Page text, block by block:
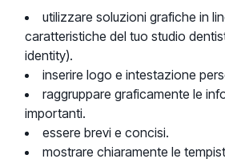
utilizzare soluzioni grafiche in
caratteristiche del tuo studio
identity).
inserire logo e intestazione
raggruppare graficamente le
importanti.
essere brevi e concisi.
mostrare chiaramente le